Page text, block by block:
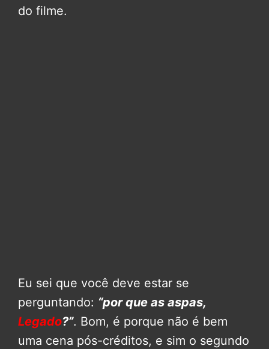
do filme.
Eu sei que você deve estar se
perguntando: “por que as aspas,
Legado?”. Bom, é porque não é bem
uma cena pós-créditos, e sim o segundo